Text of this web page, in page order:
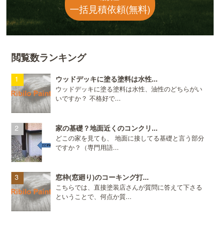
一括見積依頼(無料)
閲覧数ランキング
ウッドデッキに塗る塗料は水性...
ウッドデッキに塗る塗料は水性、油性のどちらがい
いですか？ 不格好で...
家の基礎？地面近くのコンクリ...
どこの家を見ても、 地面に接してる基礎と言う部分
ですか？（専門用語...
窓枠(窓廻り)のコーキング打...
こちらでは、直接塗装店さんが質問に答えて下さる
ということで、何点か質...